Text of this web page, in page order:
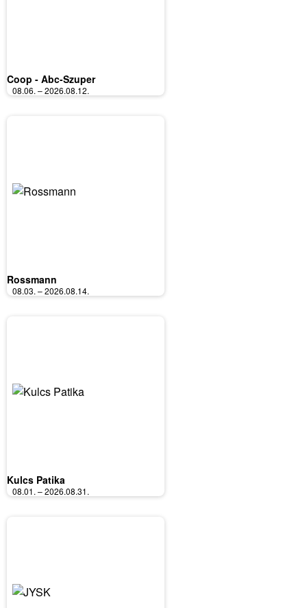
Coop - Abc-Szuper
08.06. – 2026.08.12.
Rossmann
08.03. – 2026.08.14.
Kulcs Patika
08.01. – 2026.08.31.